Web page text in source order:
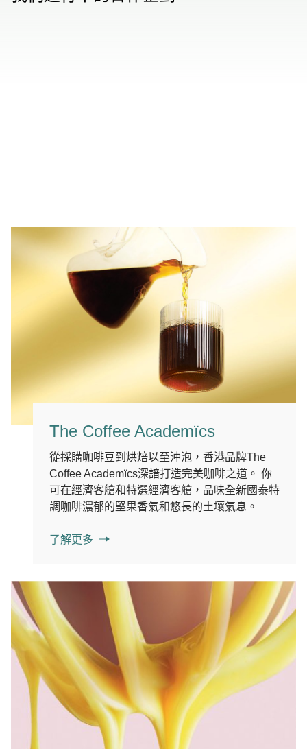
The Coffee Academïcs
從採購咖啡豆到烘焙以至沖泡，香港品牌The
Coffee Academïcs深諳打造完美咖啡之道。 你
可在經濟客艙和特選經濟客艙，品味全新國泰特
調咖啡濃郁的堅果香氣和悠長的土壤氣息。
了解更多